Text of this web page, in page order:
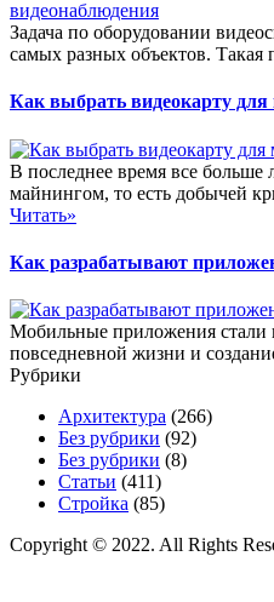
Задача по оборудовании
самых разных объектов. Такая
Как выбрать видеокарту для
В последнее время все больше
майнингом, то есть добычей
Читать»
Как разрабатывают
Мобильные приложения стали
повседневной жизни и
Рубрики
Архитектура (266)
Без рубрики (92)
Без рубрики (8)
Статьи (411)
Стройка (85)
Copyright © 2022. All Rights